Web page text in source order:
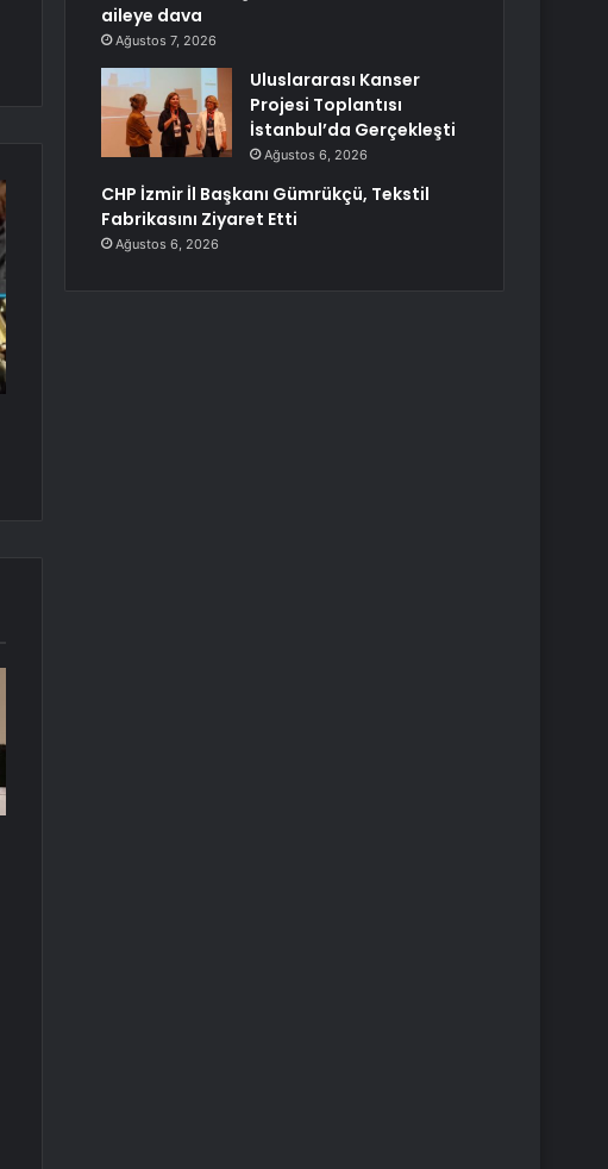
aileye dava
Ağustos 7, 2026
Uluslararası Kanser
Projesi Toplantısı
İstanbul’da Gerçekleşti
Ağustos 6, 2026
CHP İzmir İl Başkanı Gümrükçü, Tekstil
Fabrikasını Ziyaret Etti
Ağustos 6, 2026